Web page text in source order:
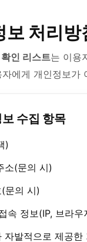
보 처리방
인 리스트는 이용
에게 개인정보가
수집 항목
)
소(문의 시)
문의 시)
속 정보(IP, 브라
자발적으로 제공한